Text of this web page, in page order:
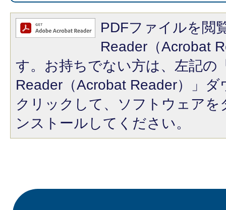
PDFファイルを閲
Reader（Acrobat
す。お持ちでない方は、左記の
Reader（Acrobat Reader）」
クリックして、ソフトウェア
ンストールしてください。